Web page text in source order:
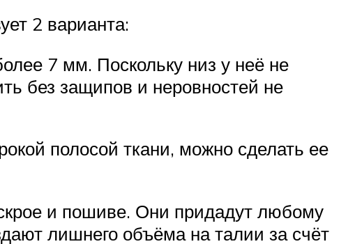
2 варианта:
7 мм. Поскольку низ у неё не
без защипов и неровностей не
полосой ткани, можно сделать ее
и пошиве. Они придадут любому
лишнего объёма на талии за счёт